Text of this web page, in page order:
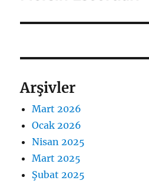
Arşivler
Mart 2026
Ocak 2026
Nisan 2025
Mart 2025
Şubat 2025